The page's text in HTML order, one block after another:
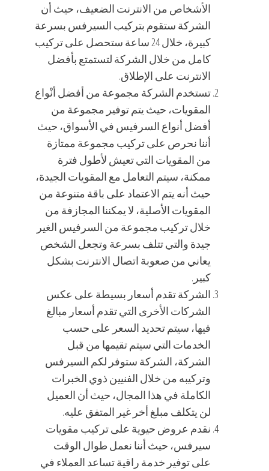
الأشخاص من الانترنت الضعيف، حيث أن
الشركة ستقوم بتركيب السيرفس بسرعة
كبيرة، خلال 24 ساعة ستحصل على تركيب
كامل من خلال الشركة لتستمتع بأفضل
الانترنت على الإطلاق.
تستخدم الشركة مجموعة من أفضل أنْواع
المقويات، حيث يتم توفير مجموعة من
أفضل أنواع السرفيس في الأسواق، حيث
أننا نحرص على تركيب مجموعة ممتازة
من المقويات التي تعيش لأطول فترة
ممكنة، سيتم التعامل مع المقويات الجيدة،
حيث أنه يتم الاعتماد على باقة متنوعة من
المقويات الأصلية، لا يمكننا المجازفة من
خلال تركيب مجموعة من السرفيس الغير
جيدة والتي تتلف بسرعة وتجعل الشخص
يعاني من صعوبة اتصال الانترنت بشكل
كبير.
الشركة تقدم أسعار بسيطة على عكس
الشركات الأخرى التي تقدم أسعار مبالغ
فيها، سيتم تحديد السعر على حسب
الخدمات التي سيتم تقيمها من قبل
الشركة، الشركة ستوفر لكم السيرفس
وتركيبه من خلال الفنيين ذوي الخبرات
الكاملة في هذا المجال، حيث أن العميل
لن يتكلف مبلغ أخر غير المتفق عليه.
نقدم عروض حيوية على تركيب مقويات
سيرفس، حيث أننا نعمل طوال الوقت
على توفير خدمة راقية تساعد العملاء في